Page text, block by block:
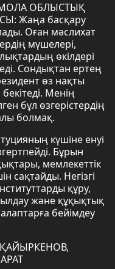
ОБЛЫСТЫҚ
Жаңа басқару
Оған мәслихат
мүшелері,
өкілдері
Сондықтан ертең
өз нақты
Менің
бұл өзгерістердің
болмақ.
күшіне енуі
Бұрын
мемлекеттік
сақтайды. Негізгі
құру,
және құқықтық
бейімдеу